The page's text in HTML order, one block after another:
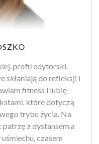
profil edytorski.
skłaniają do refleksji i
fitness i lubię
które dotyczą
trybu życia. Na
z dystansem a
czasem